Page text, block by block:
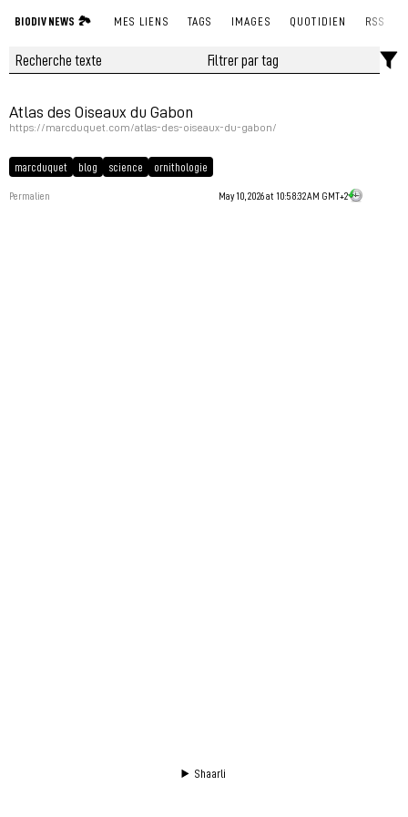
BIODIV NEWS 🏞 MES LIENS TAGS IMAGES QUOTIDIEN RSS
Atlas des Oiseaux du Gabon
https://marcduquet.com/atlas-des-oiseaux-du-gabon/
marcduquet blog science ornithologie
Permalien May 10, 2026 at 10:58:32 AM GMT+2
Shaarli